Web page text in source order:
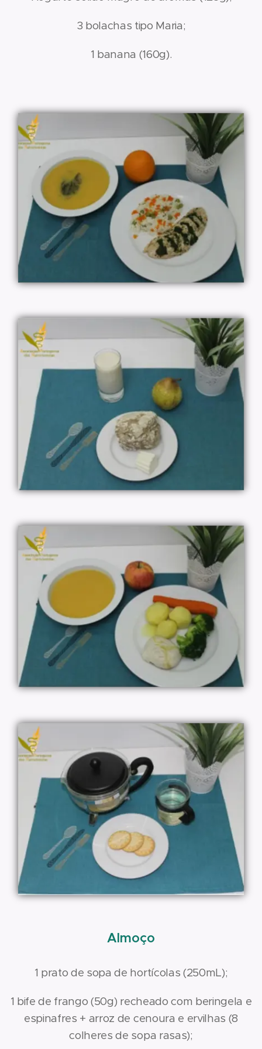
3 bolachas tipo Maria;
1 banana (160g).
Almoço
1 prato de sopa de hortícolas (250mL);
1 bife de frango (50g) recheado com beringela e
espinafres + arroz de cenoura e ervilhas (8
colheres de sopa rasas);